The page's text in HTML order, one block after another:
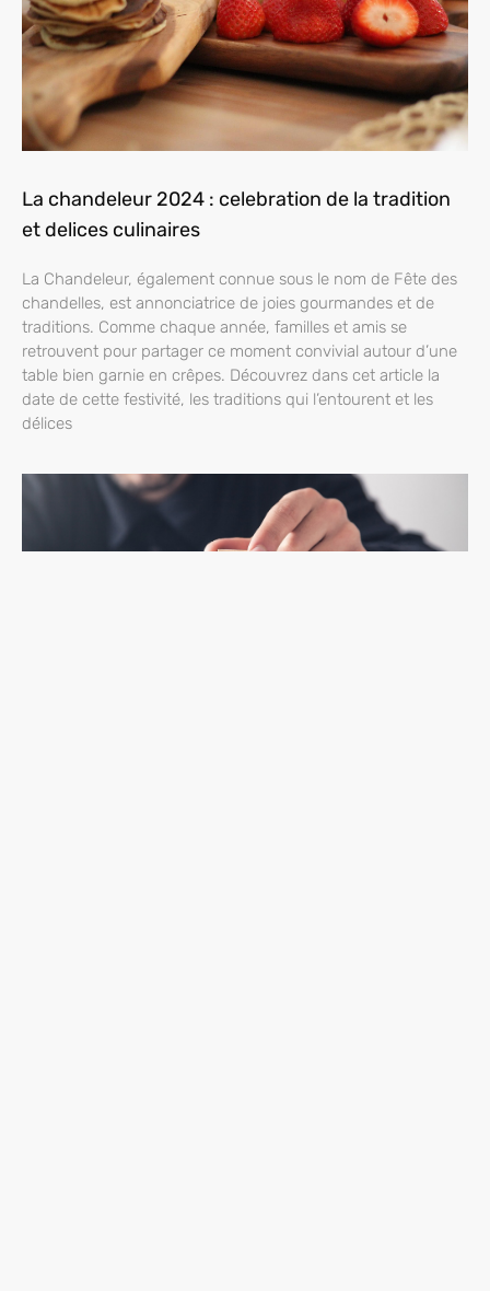
La chandeleur 2024 : celebration de la tradition
et delices culinaires
La Chandeleur, également connue sous le nom de Fête des
chandelles, est annonciatrice de joies gourmandes et de
traditions. Comme chaque année, familles et amis se
retrouvent pour partager ce moment convivial autour d’une
table bien garnie en crêpes. Découvrez dans cet article la
date de cette festivité, les traditions qui l’entourent et les
délices